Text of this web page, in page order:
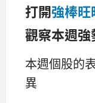
打開強棒旺
觀察本週
本週個股的
異